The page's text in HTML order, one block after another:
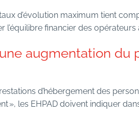
d’évolution maximum tient
l’équilibre financier des
une augmentation
d’hébergement des
», les EHPAD doivent indiquer